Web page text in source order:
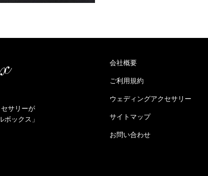
サリーが
ックス」
会社概要
ご利用規約
ウェディングアクセサリー
サイトマップ
お問い合わせ